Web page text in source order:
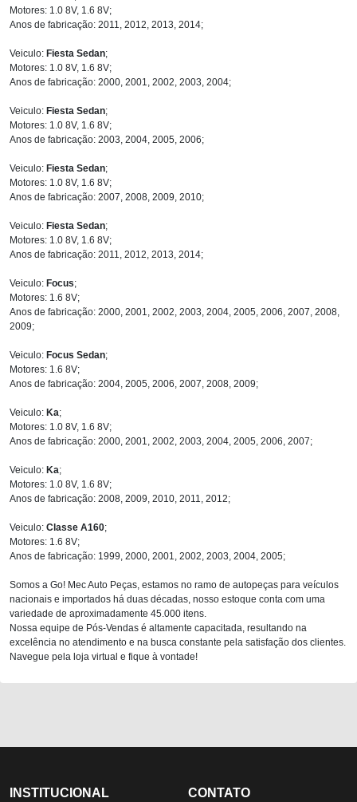
Motores: 1.0 8V, 1.6 8V;
Anos de fabricação: 2011, 2012, 2013, 2014;
Veiculo: Fiesta Sedan;
Motores: 1.0 8V, 1.6 8V;
Anos de fabricação: 2000, 2001, 2002, 2003, 2004;
Veiculo: Fiesta Sedan;
Motores: 1.0 8V, 1.6 8V;
Anos de fabricação: 2003, 2004, 2005, 2006;
Veiculo: Fiesta Sedan;
Motores: 1.0 8V, 1.6 8V;
Anos de fabricação: 2007, 2008, 2009, 2010;
Veiculo: Fiesta Sedan;
Motores: 1.0 8V, 1.6 8V;
Anos de fabricação: 2011, 2012, 2013, 2014;
Veiculo: Focus;
Motores: 1.6 8V;
Anos de fabricação: 2000, 2001, 2002, 2003, 2004, 2005, 2006, 2007, 2008,
2009;
Veiculo: Focus Sedan;
Motores: 1.6 8V;
Anos de fabricação: 2004, 2005, 2006, 2007, 2008, 2009;
Veiculo: Ka;
Motores: 1.0 8V, 1.6 8V;
Anos de fabricação: 2000, 2001, 2002, 2003, 2004, 2005, 2006, 2007;
Veiculo: Ka;
Motores: 1.0 8V, 1.6 8V;
Anos de fabricação: 2008, 2009, 2010, 2011, 2012;
Veiculo: Classe A160;
Motores: 1.6 8V;
Anos de fabricação: 1999, 2000, 2001, 2002, 2003, 2004, 2005;
Somos a Go! Mec Auto Peças, estamos no ramo de autopeças para veículos
nacionais e importados há duas décadas, nosso estoque conta com uma
variedade de aproximadamente 45.000 itens.
Nossa equipe de Pós-Vendas é altamente capacitada, resultando na
excelência no atendimento e na busca constante pela satisfação dos clientes.
Navegue pela loja virtual e fique à vontade!
INSTITUCIONAL CONTATO